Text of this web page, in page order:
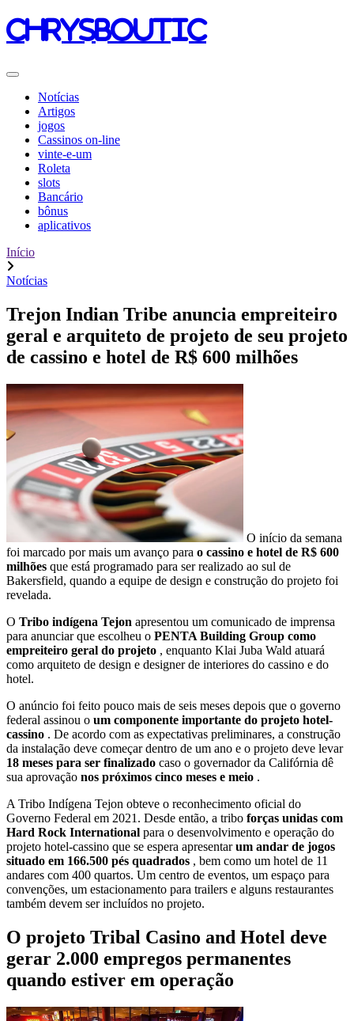
chrysboutic
Notícias
Artigos
jogos
Cassinos on-line
vinte-e-um
Roleta
slots
Bancário
bônus
aplicativos
Início
Notícias
Trejon Indian Tribe anuncia empreiteiro
geral e arquiteto de projeto de seu projeto
de cassino e hotel de R$ 600 milhões
O início da semana
foi marcado por mais um avanço para o cassino e hotel de R$ 600
milhões que está programado para ser realizado ao sul de
Bakersfield, quando a equipe de design e construção do projeto foi
revelada.
O Tribo indígena Tejon apresentou um comunicado de imprensa
para anunciar que escolheu o PENTA Building Group como
empreiteiro geral do projeto , enquanto Klai Juba Wald atuará
como arquiteto de design e designer de interiores do cassino e do
hotel.
O anúncio foi feito pouco mais de seis meses depois que o governo
federal assinou o um componente importante do projeto hotel-
cassino . De acordo com as expectativas preliminares, a construção
da instalação deve começar dentro de um ano e o projeto deve levar
18 meses para ser finalizado caso o governador da Califórnia dê
sua aprovação nos próximos cinco meses e meio .
A Tribo Indígena Tejon obteve o reconhecimento oficial do
Governo Federal em 2021. Desde então, a tribo forças unidas com
Hard Rock International para o desenvolvimento e operação do
projeto hotel-cassino que se espera apresentarum andar de jogos
situado em 166.500 pés quadrados , bem como um hotel de 11
andares com 400 quartos. Um centro de eventos, um espaço para
convenções, um estacionamento para trailers e alguns restaurantes
também devem ser incluídos no projeto.
O projeto Tribal Casino and Hotel deve
gerar 2.000 empregos permanentes
quando estiver em operação